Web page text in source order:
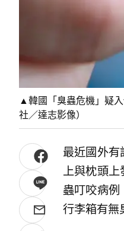
▲韓國「臭蟲危機」疑
社／達志影像）
最近國外有
上與枕頭
蟲叮咬病例
行李箱有無